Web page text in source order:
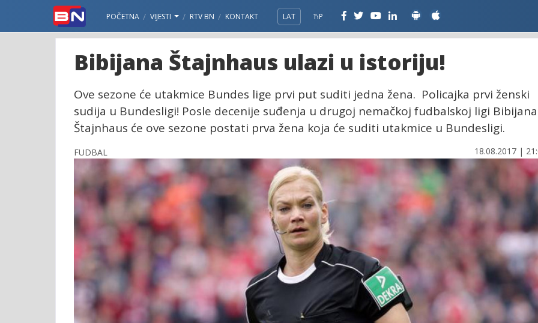
POČETNA VIJESTI RTV BN KONTAKT LAT ЋР
Bibijana Štajnhaus ulazi u istoriju!
Ove sezone će utakmice Bundes lige prvi put suditi jedna žena. Policajka prvi ženski
sudija u Bundesligi! Posle decenije suđenja u drugoj nemačkoj fudbalskoj ligi Bibijana
Štajnhaus će ove sezone postati prva žena koja će suditi utakmice u Bundesligi.
FUDBAL 18.08.2017 |